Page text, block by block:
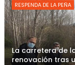
RESPENDA DE LA PEÑA
La carretera de
renovación tras